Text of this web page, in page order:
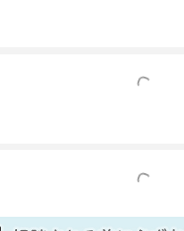
もっと見る
もっと見る